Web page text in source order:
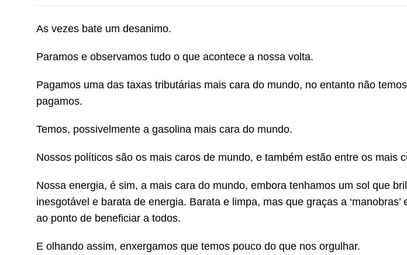
As vezes bate um desanimo.
Paramos e observamos tudo o que acontece a nossa volta.
Pagamos uma das taxas tributárias mais cara do mundo, no entanto não
pagamos.
Temos, possivelmente a gasolina mais cara do mundo.
Nossos políticos são os mais caros de mundo, e também estão entre os mais
Nossa energia, é sim, a mais cara do mundo, embora tenhamos um sol que
inesgotável e barata de energia. Barata e limpa, mas que graças a
ao ponto de beneficiar a todos.
E olhando assim, enxergamos que temos pouco do que nos orgulhar.